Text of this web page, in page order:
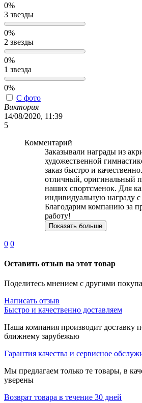
0%
3 звезды
0%
2 звезды
0%
1 звезда
0%
С фото
Виктория
14/08/2020, 11:39
5
Комментарий
Заказывали награды из
художественной
заказ быстро и
отличный, оригинальный
наших спортсменок. Для
индивидуальную награду
Благодарим компанию за
работу!
Показать больше
0 0
Оставить отзыв на этот товар
Поделитесь мнением с другими
Написать отзыв
Быстро и качественно доставляем
Наша компания производит доставку
ближнему зарубежью
Гарантия качества и сервисное
Мы предлагаем только те товары, в
уверены
Возврат товара в течение 30 дней